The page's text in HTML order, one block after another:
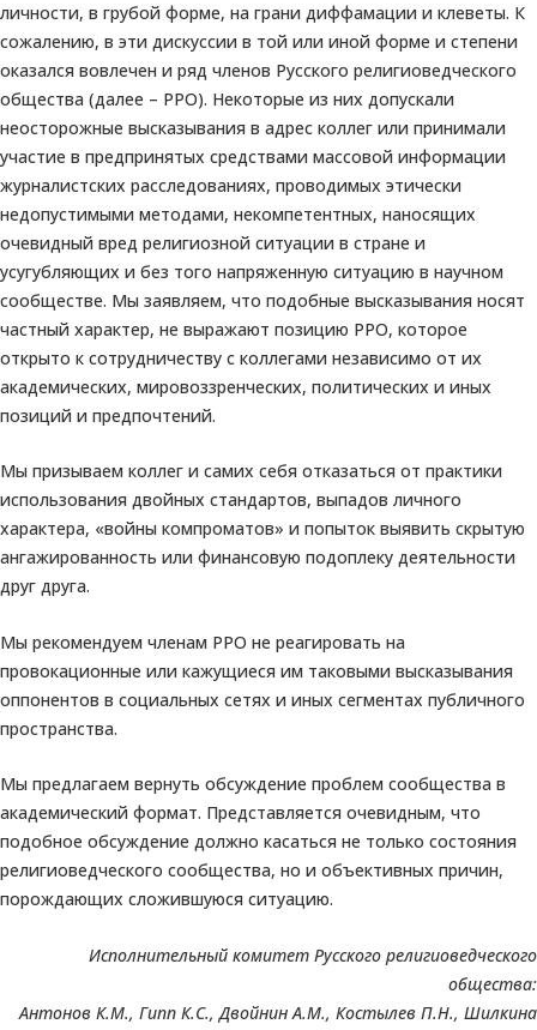
личности, в грубой форме, на грани диффамации и клеветы. К
сожалению, в эти дискуссии в той или иной форме и степени
оказался вовлечен и ряд членов Русского религиоведческого
общества (далее – РРО). Некоторые из них допускали
неосторожные высказывания в адрес коллег или принимали
участие в предпринятых средствами массовой информации
журналистских расследованиях, проводимых этически
недопустимыми методами, некомпетентных, наносящих
очевидный вред религиозной ситуации в стране и
усугубляющих и без того напряженную ситуацию в научном
сообществе. Мы заявляем, что подобные высказывания носят
частный характер, не выражают позицию РРО, которое
открыто к сотрудничеству с коллегами независимо от их
академических, мировоззренческих, политических и иных
позиций и предпочтений.
Мы призываем коллег и самих себя отказаться от практики
использования двойных стандартов, выпадов личного
характера, «войны компроматов» и попыток выявить скрытую
ангажированность или финансовую подоплеку деятельности
друг друга.
Мы рекомендуем членам РРО не реагировать на
провокационные или кажущиеся им таковыми высказывания
оппонентов в социальных сетях и иных сегментах публичного
пространства.
Мы предлагаем вернуть обсуждение проблем сообщества в
академический формат. Представляется очевидным, что
подобное обсуждение должно касаться не только состояния
религиоведческого сообщества, но и объективных причин,
порождающих сложившуюся ситуацию.
Исполнительный комитет Русского религиоведческого
общества:
Антонов К.М., Гипп К.С., Двойнин А.М., Костылев П.Н., Шилкина